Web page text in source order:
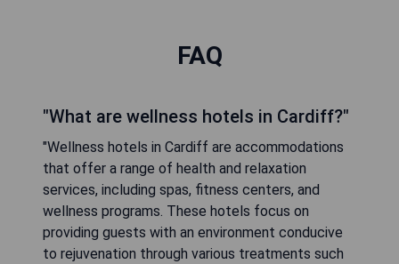
FAQ
"What are wellness hotels in Cardiff?"
"Wellness hotels in Cardiff are accommodations
that offer a range of health and relaxation
services, including spas, fitness centers, and
wellness programs. These hotels focus on
providing guests with an environment conducive
to rejuvenation through various treatments such